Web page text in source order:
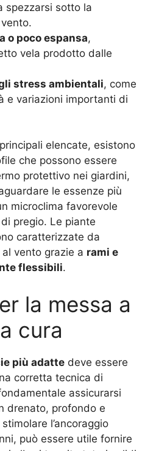
spezzarsi sotto la
o poco espansa,
vela prodotto dalle
stress ambientali, come
e variazioni importanti di
elencate, esistono
che possono essere
protettivo nei giardini,
le essenze più
microclima favorevole
pregio. Le piante
caratterizzate da
al vento grazie a rami e
flessibili.
la messa a
cura
più adatte deve essere
corretta tecnica di
assicurarsi
drenato, profondo e
l’ancoraggio
può essere utile fornire